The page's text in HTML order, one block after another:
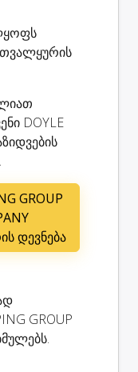
DOYLE
GROUP
დევნება
GROUP